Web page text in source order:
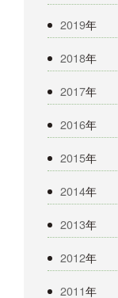
2019年
2018年
2017年
2016年
2015年
2014年
2013年
2012年
2011年